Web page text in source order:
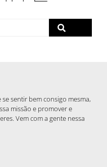
sentir bem consigo mesma,
missão e promover e
Vem com a gente nessa